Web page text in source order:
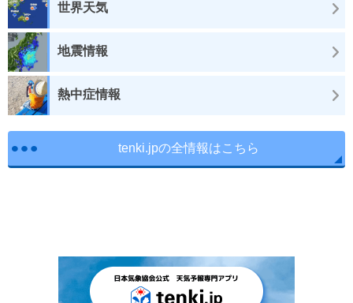
世界天気
地震情報
熱中症情報
tenki.jpの全情報はこちら